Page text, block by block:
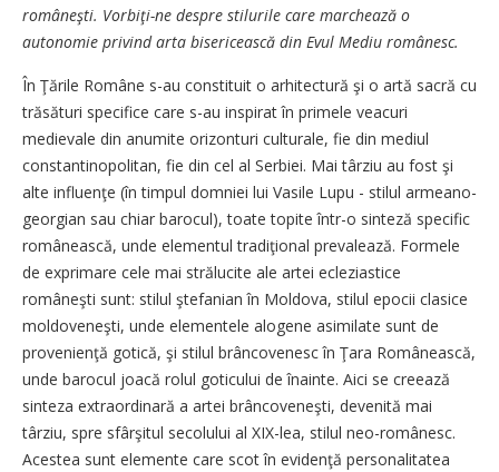
româneşti. Vorbiţi-ne despre stilurile care marchează o
autonomie privind arta bisericească din Evul Mediu românesc.
În Ţările Române s-au constituit o arhitectură şi o artă sacră cu
trăsături specifice care s-au inspirat în primele veacuri
medievale din anumite orizonturi culturale, fie din mediul
constantinopolitan, fie din cel al Serbiei. Mai târziu au fost şi
alte influenţe (în timpul domniei lui Vasile Lupu - stilul armeano-
georgian sau chiar barocul), toate topite într-o sinteză specific
românească, unde elementul tradiţional prevalează. Formele
de exprimare cele mai strălucite ale artei ecleziastice
româneşti sunt: stilul ştefanian în Moldova, stilul epocii clasice
moldoveneşti, unde elementele alogene asimilate sunt de
provenienţă gotică, şi stilul brâncovenesc în Ţara Românească,
unde barocul joacă rolul goticului de înainte. Aici se creează
sinteza extraordinară a artei brâncoveneşti, devenită mai
târziu, spre sfârşitul secolului al XIX-lea, stilul neo-românesc.
Acestea sunt elemente care scot în evidenţă personalitatea